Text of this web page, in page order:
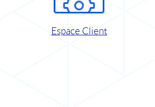
Espace Client